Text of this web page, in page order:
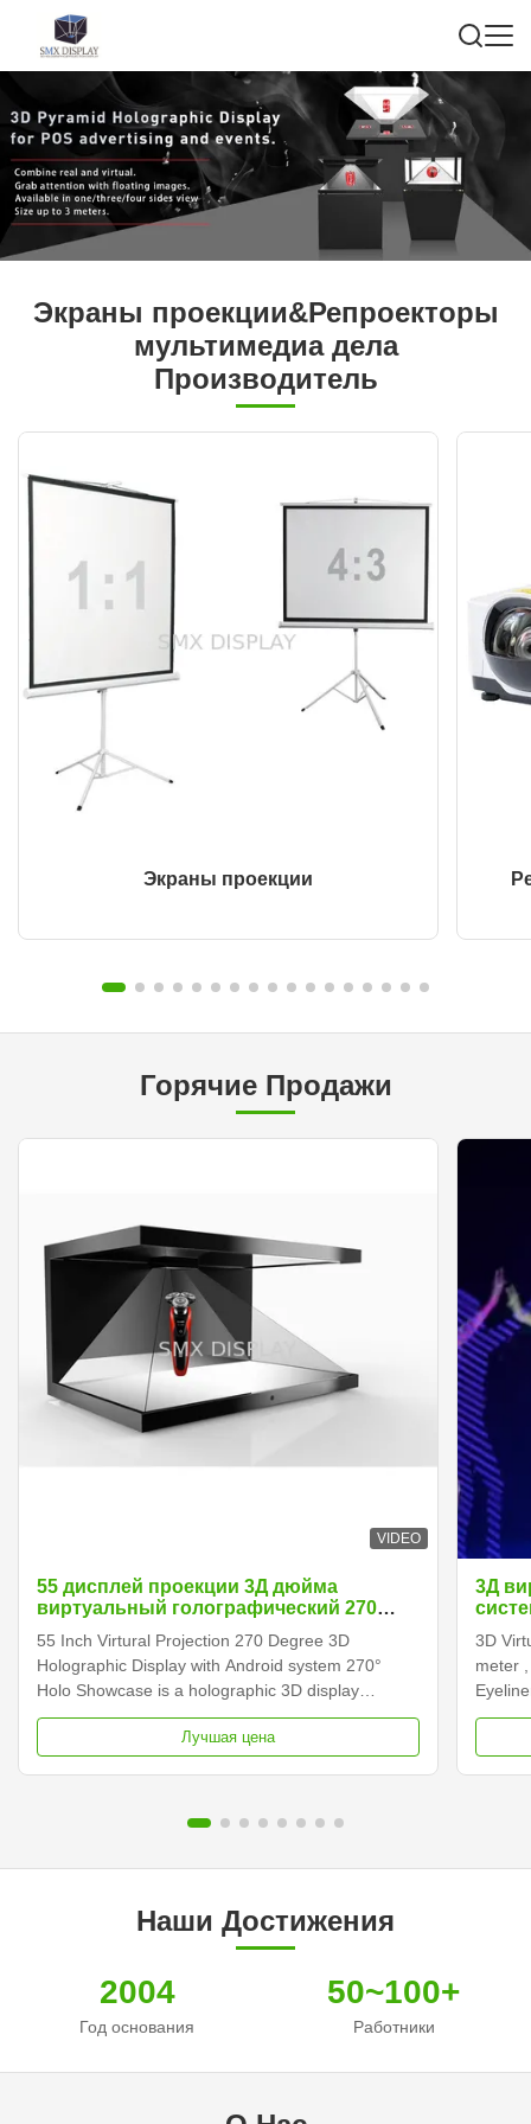
Экраны проекции&Репроекторы
мультимедиа дела
Производитель
Экраны проекции
Горячие Продажи
VIDEO
55 дисплей проекции 3Д дюйма
виртуальный голографический 270
55 Inch Virtural Projection 270 Degree 3D
Holographic Display with Android system 270°
Holo Showcase is a holographic 3D display
viewable from 3 sides. It allows you to combine a
physical object with 3D holographic content. It is
Лучшая цена
3Д
3D
meter
Наши Достижения
2004
Год основания
50~100+
Работники